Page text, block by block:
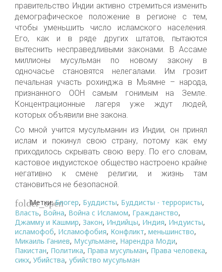
правительство Индии активно стремиться изменить
демографическое положение в регионе с тем,
чтобы уменьшить число исламского населения.
Его, как и в ряде других штатов, пытаются
вытеснить несправедливыми законами. В Ассаме
миллионы мусульман по новому закону в
одночасье становятся нелегалами. Им грозит
печальная участь рохинджа в Мьямне – народа,
признанного ООН самым гонимым на Земле.
Концентрационные лагеря уже ждут людей,
которых объявили вне закона.
Со мной учится мусульманин из Индии, он принял
ислам и покинул свою страну, потому как ему
приходилось скрывать свою веру. По его словам,
кастовое индуистское общество настроено крайне
негативно к смене религии, и жизнь там
становиться не безопасной.
folder_open
Метки:Блогер, Буддисты, Буддисты - террористы,
Власть, Война, Война с Исламом, Гражданство,
Джамму и Кашмир, Закон, Индийцы, Индия, Индуисты,
исламофоб, Исламофобия, Конфликт, меньшинство,
Микаиль Ганиев, Мусульмане, Нарендра Моди,
Пакистан, Политика, Права мусульман, Права человека,
сикх, Убийства, убийство мусульман